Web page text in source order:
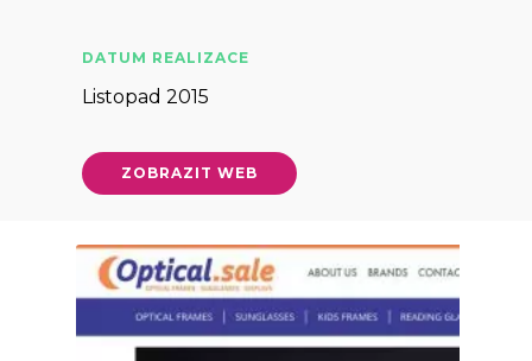
DATUM REALIZACE
Listopad 2015
ZOBRAZIT WEB